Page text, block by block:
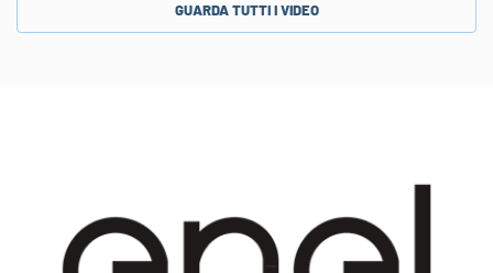
GUARDA TUTTI I VIDEO